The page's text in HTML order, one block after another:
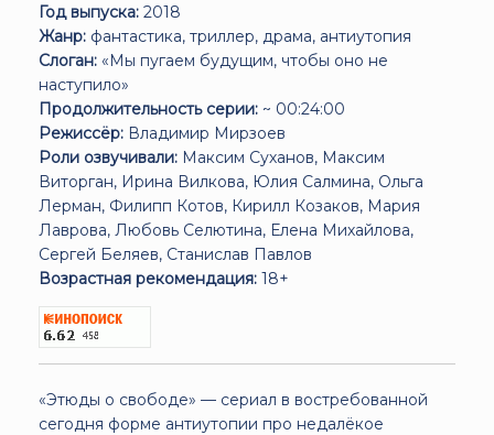
Год выпуска: 2018
Жанр: фантастика, триллер, драма, антиутопия
Слоган: «Мы пугаем будущим, чтобы оно не
наступило»
Продолжительность серии: ~ 00:24:00
Режиссёр: Владимир Мирзоев
Роли озвучивали: Максим Суханов, Максим
Виторган, Ирина Вилкова, Юлия Салмина, Ольга
Лерман, Филипп Котов, Кирилл Козаков, Мария
Лаврова, Любовь Селютина, Елена Михайлова,
Сергей Беляев, Станислав Павлов
Возрастная рекомендация: 18+
«Этюды о свободе» — сериал в востребованной
сегодня форме антиутопии про недалёкое